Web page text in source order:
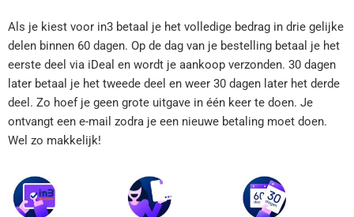
Als je kiest voor in3 betaal je het volledige bedrag in drie gelijke
delen binnen 60 dagen. Op de dag van je bestelling betaal je het
eerste deel via iDeal en wordt je aankoop verzonden. 30 dagen
later betaal je het tweede deel en weer 30 dagen later het derde
deel. Zo hoef je geen grote uitgave in één keer te doen. Je
ontvangt een e-mail zodra je een nieuwe betaling moet doen.
Wel zo makkelijk!